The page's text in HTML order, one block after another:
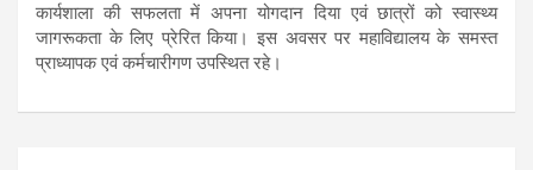
कार्यशाला की सफलता में अपना योगदान दिया एवं छात्रों को स्वास्थ्य
जागरूकता के लिए प्रेरित किया। इस अवसर पर महाविद्यालय के समस्त
प्राध्यापक एवं कर्मचारीगण उपस्थित रहे।